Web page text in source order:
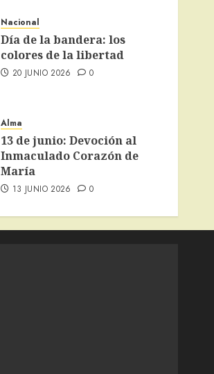
Nacional
Día de la bandera: los
colores de la libertad
20 JUNIO 2026 0
Alma
13 de junio: Devoción al
Inmaculado Corazón de
María
13 JUNIO 2026 0